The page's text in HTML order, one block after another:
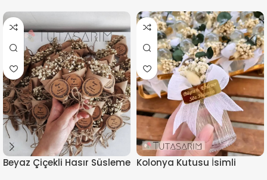
Beyaz Çiçekli Hasır Süsleme Kolonya Kutusu İsimli